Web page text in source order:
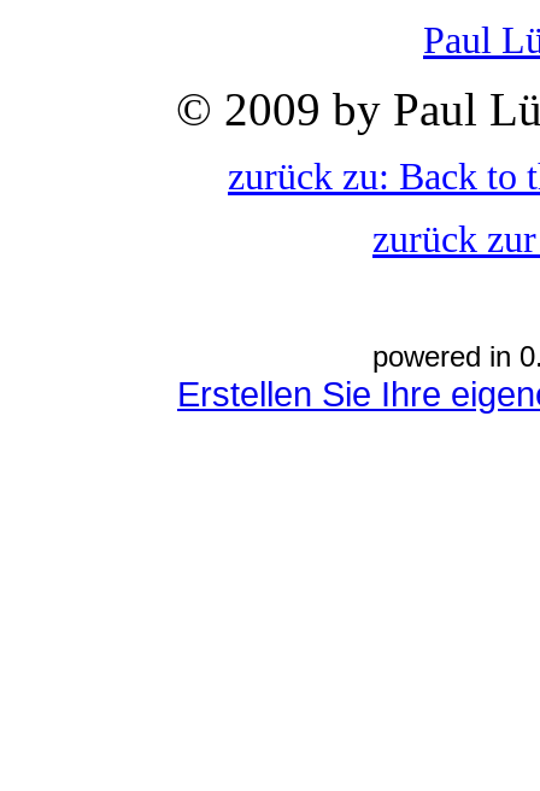
Paul
© 2009 by Paul
zurück zu: Back to
zurück
powered in
Erstellen Sie Ihre